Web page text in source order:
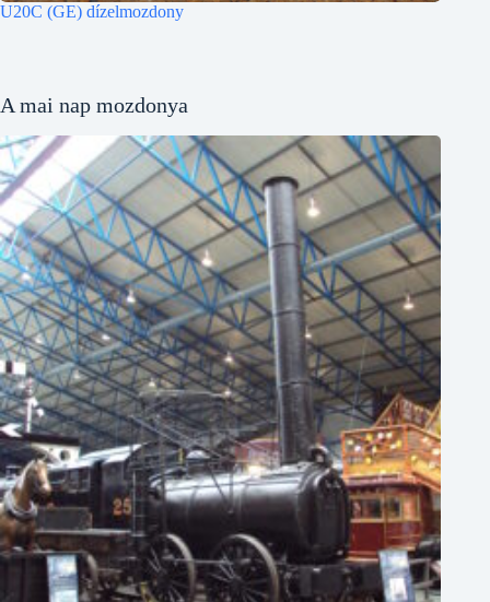
U20C (GE) dízelmozdony
A mai nap mozdonya